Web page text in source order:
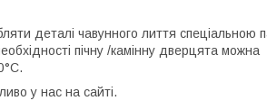
деталі чавунного лиття спеціальною
пічну /камінну дверцята можна
у нас на сайті.